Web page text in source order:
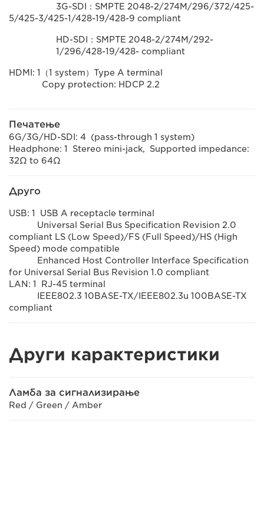
3G-SDI：SMPTE 2048-2/274M/296/372/425-
5/425-3/425-1/428-19/428-9 compliant
HD-SDI：SMPTE 2048-2/274M/292-
1/296/428-19/428- compliant
HDMI: 1（1 system）Type A terminal
Copy protection: HDCP 2.2
Печатење
6G/3G/HD-SDI: 4 (pass-through 1 system)
Headphone: 1 Stereo mini-jack, Supported impedance:
32Ω to 64Ω
Друго
USB: 1 USB A receptacle terminal
Universal Serial Bus Specification Revision 2.0
compliant LS (Low Speed)/FS (Full Speed)/HS (High
Speed) mode compatible
Enhanced Host Controller Interface Specification
for Universal Serial Bus Revision 1.0 compliant
LAN: 1 RJ-45 terminal
IEEE802.3 10BASE-TX/IEEE802.3u 100BASE-TX
compliant
Други карактеристики
Ламба за сигнализирање
Red / Green / Amber